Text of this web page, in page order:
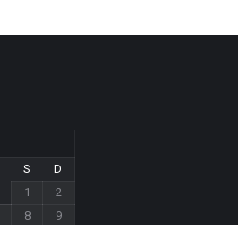
S
D
1
2
8
9